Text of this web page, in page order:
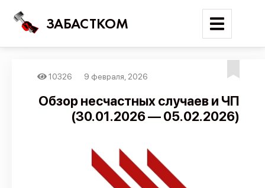
ЗАБАСТКОМ
Поиск
Карта событий
Трудовые конфликты
10326 9 февраля, 2026
Обзор несчастных случаев и ЧП
(30.01.2026 — 05.02.2026)